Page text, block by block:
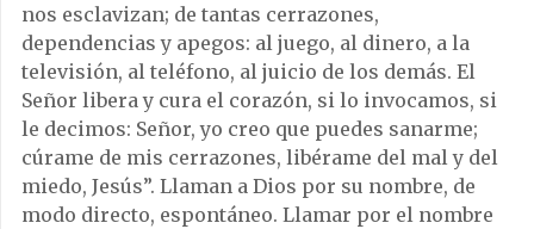
nos esclavizan; de tantas cerrazones,
dependencias y apegos: al juego, al dinero, a la
televisión, al teléfono, al juicio de los demás. El
Señor libera y cura el corazón, si lo invocamos, si
le decimos: Señor, yo creo que puedes sanarme;
cúrame de mis cerrazones, libérame del mal y del
miedo, Jesús”. Llaman a Dios por su nombre, de
modo directo, espontáneo. Llamar por el nombre